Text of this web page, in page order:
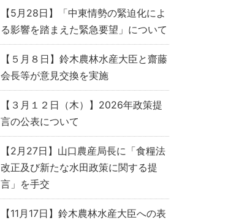
【5月28日】「中東情勢の緊迫化によ
る影響を踏まえた緊急要望」について
【５月８日】鈴木農林水産大臣と齋藤
会長等が意見交換を実施
【３月１２日（木）】2026年政策提
言の公表について
【2月27日】山口農産局長に「食糧法
改正及び新たな水田政策に関する提
言」を手交
【11月17日】鈴木農林水産大臣への表